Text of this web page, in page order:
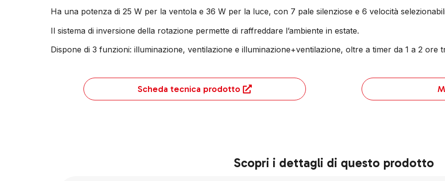
Ha una potenza di 25 W per la ventola e 36 W per la luce, con 7 pale silenziose e 6 velocità
Il sistema di inversione della rotazione permette di raffreddare l’ambiente in estate.
Dispone di 3 funzioni: illuminazione, ventilazione e illuminazione+ventilazione, oltre a timer da 1 a 2 ore
Scheda tecnica prodotto
Scopri i dettagli di questo prodotto